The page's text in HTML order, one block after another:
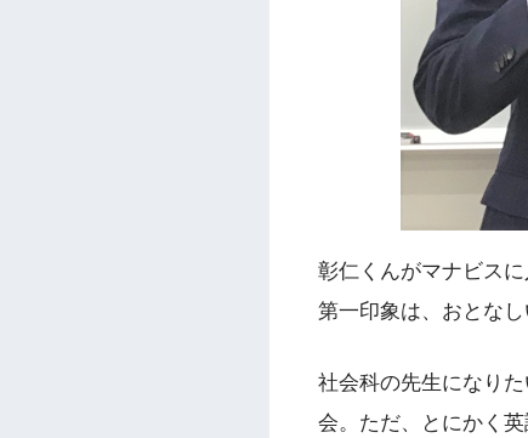
彰仁くんがマナビス
第一印象は、おとな
社会科の先生になり
会。ただ、とにかく